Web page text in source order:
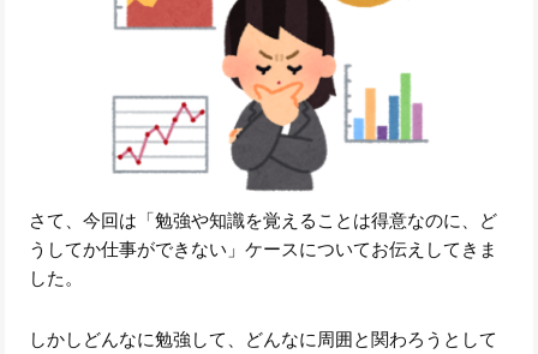
さて、今回は「勉強や知識を覚えることは得意なのに、ど
うしてか仕事ができない」ケースについてお伝えしてきま
した。
しかしどんなに勉強して、どんなに周囲と関わろうとして